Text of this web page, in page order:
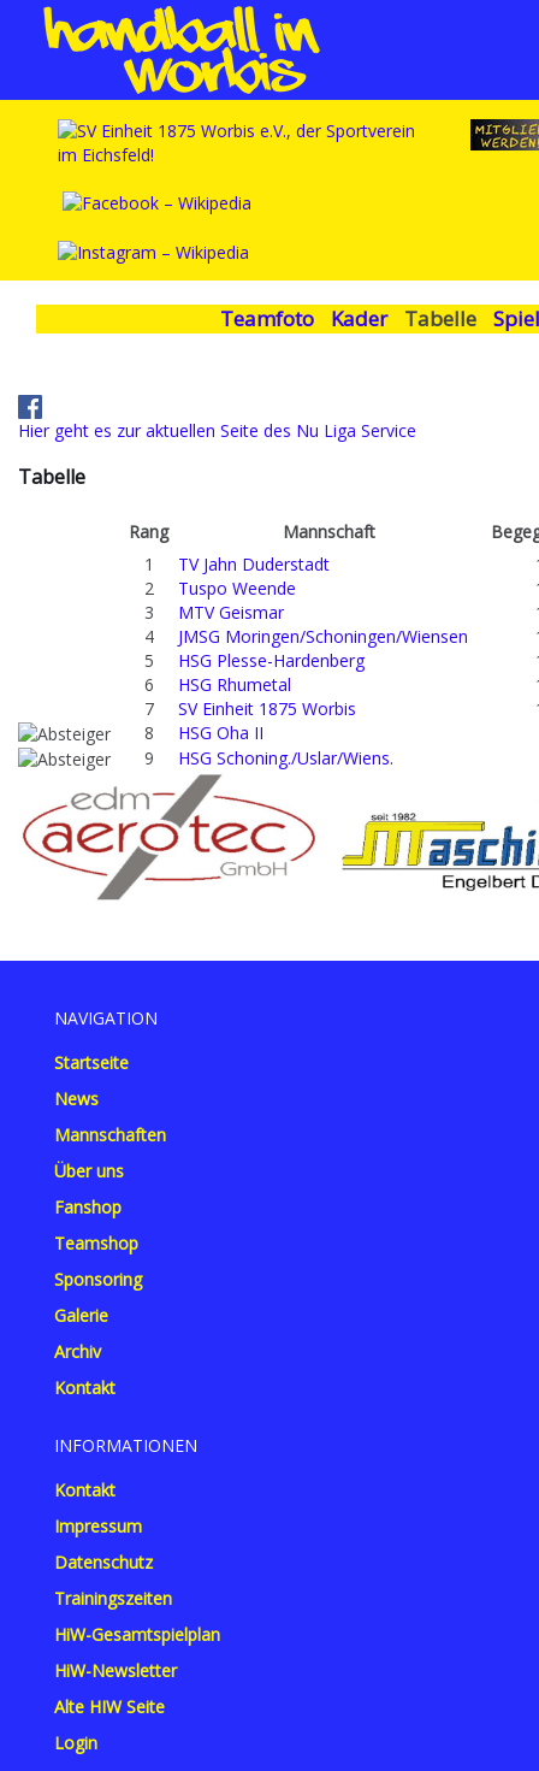
Teamfoto Kader Tabelle
Hier geht es zur aktuellen Seite des Nu Liga Service
Tabelle
Rang Mannschaft
1
TV Jahn Duderstadt
2
Tuspo Weende
3
MTV Geismar
4
JMSG Moringen/Schoningen/Wiensen
5
HSG Plesse-Hardenberg
6
HSG Rhumetal
7
SV Einheit 1875 Worbis
8
HSG Oha II
9
HSG Schoning./Uslar/Wiens.
NAVIGATION
Startseite
News
Mannschaften
Über uns
Fanshop
Teamshop
Sponsoring
Galerie
Archiv
Kontakt
INFORMATIONEN
Kontakt
Impressum
Datenschutz
Trainingszeiten
HiW-Gesamtspielplan
HiW-Newsletter
Alte HIW Seite
Login